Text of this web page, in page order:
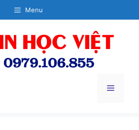
Menu
Menu